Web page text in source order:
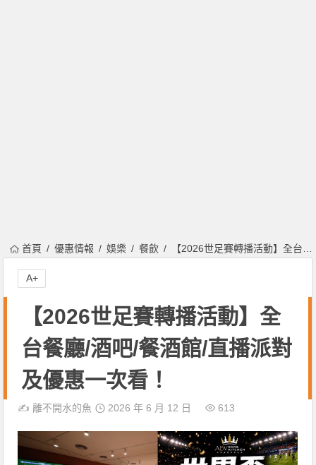
首頁 優惠情報 娛樂 餐飲 【2026世足賽轉播活動】全台餐廳/酒吧/餐酒館/直播派對及優惠一次看！
【2026世足賽轉播活動】全
台餐廳/酒吧/餐酒館/直播派對
及優惠一次看！
✍️離不開水的魚 2026 年 6 月 12 日 613
A+